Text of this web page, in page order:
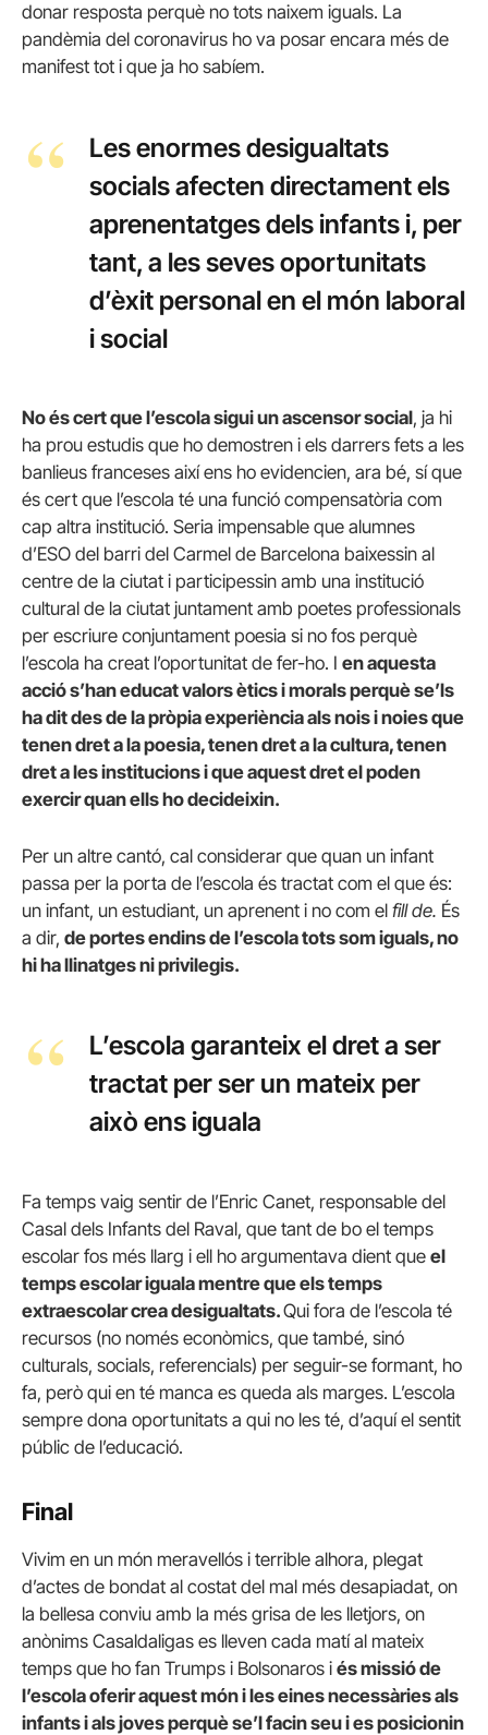
donar resposta perquè no tots naixem iguals. La
pandèmia del coronavirus ho va posar encara més de
manifest tot i que ja ho sabíem.
Les enormes desigualtats
socials afecten directament els
aprenentatges dels infants i, per
tant, a les seves oportunitats
d’èxit personal en el món laboral
i social
No és cert que l’escola sigui un ascensor social, ja hi
ha prou estudis que ho demostren i els darrers fets a les
banlieus franceses així ens ho evidencien, ara bé, sí que
és cert que l’escola té una funció compensatòria com
cap altra institució. Seria impensable que alumnes
d’ESO del barri del Carmel de Barcelona baixessin al
centre de la ciutat i participessin amb una institució
cultural de la ciutat juntament amb poetes professionals
per escriure conjuntament poesia si no fos perquè
l’escola ha creat l’oportunitat de fer-ho. I en aquesta
acció s’han educat valors ètics i morals perquè se’ls
ha dit des de la pròpia experiència als nois i noies que
tenen dret a la poesia, tenen dret a la cultura, tenen
dret a les institucions i que aquest dret el poden
exercir quan ells ho decideixin.
Per un altre cantó, cal considerar que quan un infant
passa per la porta de l’escola és tractat com el que és:
un infant, un estudiant, un aprenent i no com el fill de. És
a dir, de portes endins de l’escola tots som iguals, no
hi ha llinatges ni privilegis.
L’escola garanteix el dret a ser
tractat per ser un mateix per
això ens iguala
Fa temps vaig sentir de l’Enric Canet, responsable del
Casal dels Infants del Raval, que tant de bo el temps
escolar fos més llarg i ell ho argumentava dient que el
temps escolar iguala mentre que els temps
extraescolar crea desigualtats.Qui fora de l’escola té
recursos (no només econòmics, que també, sinó
culturals, socials, referencials) per seguir-se formant, ho
fa, però qui en té manca es queda als marges. L’escola
sempre dona oportunitats a qui no les té, d’aquí el sentit
públic de l’educació.
Final
Vivim en un món meravellós i terrible alhora, plegat
d’actes de bondat al costat del mal més desapiadat, on
la bellesa conviu amb la més grisa de les lletjors, on
anònims Casaldaligas es lleven cada matí al mateix
temps que ho fan Trumps i Bolsonaros i és missió de
l’escola oferir aquest món i les eines necessàries als
infants i als joves perquè se’l facin seu i es posicionin